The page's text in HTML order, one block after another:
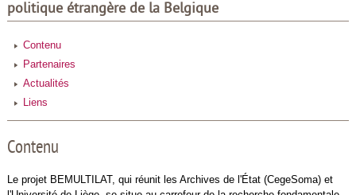
politique étrangère de la Belgique
Contenu
Partenaires
Actualités
Liens
Contenu
Le projet BEMULTILAT, qui réunit les Archives de l'État (CegeSoma) et